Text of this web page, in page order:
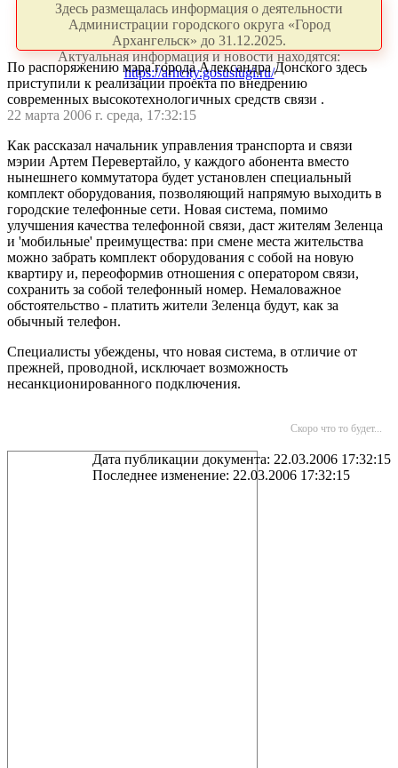
Здесь размещалась информация о деятельности
Администрации городского округа «Город
Архангельск» до 31.12.2025.
Актуальная информация и новости находятся:
https://arhcity.gosuslugi.ru/
По распоряжению мэра города Александра Донского здесь
приступили к реализации проекта по внедрению
современных высокотехнологичных средств связи .
22 марта 2006 г. среда, 17:32:15
Как рассказал начальник управления транспорта и связи
мэрии Артем Перевертайло, у каждого абонента вместо
нынешнего коммутатора будет установлен специальный
комплект оборудования, позволяющий напрямую выходить в
городские телефонные сети. Новая система, помимо
улучшения качества телефонной связи, даст жителям Зеленца
и 'мобильные' преимущества: при смене места жительства
можно забрать комплект оборудования с собой на новую
квартиру и, переоформив отношения с оператором связи,
сохранить за собой телефонный номер. Немаловажное
обстоятельство - платить жители Зеленца будут, как за
обычный телефон.
Специалисты убеждены, что новая система, в отличие от
прежней, проводной, исключает возможность
несанкционированного подключения.
Скоро что то будет...
Дата публикации документа: 22.03.2006 17:32:15
Последнее изменение: 22.03.2006 17:32:15